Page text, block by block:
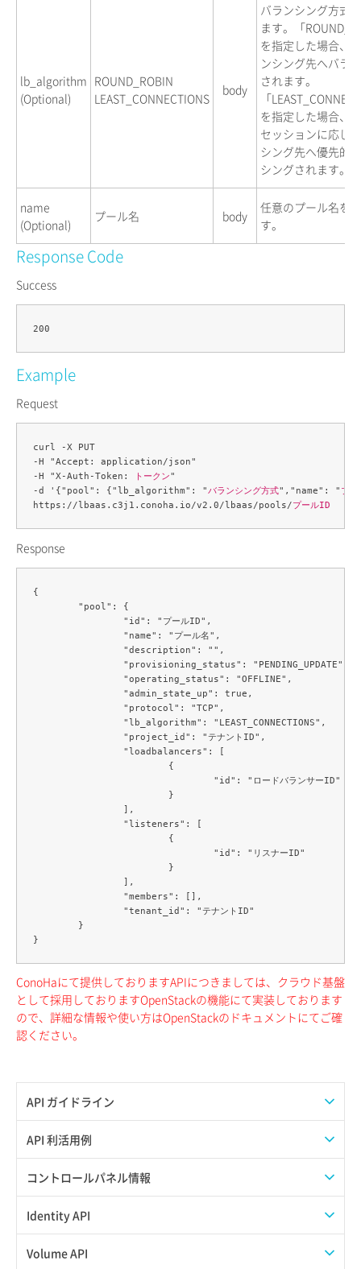
API ガイドライン
APIのご利用について
API 利活用例
APIでAPIサブユーザーを作成する
APIでVPSにISOイメージを挿入する
APIでVPSを作成する
コントロールパネル情報
APIユーザーを作成する
API情報を確認する
Identity API
Credential一覧取得
Volume API
lb_algorithm
(Optional)
ROUND_ROBIN
LEAST_CONNECTIONS
body
バランシング方式
ます。「
を指定した場合、
ンシング先へバラ
されます。
「
を指定した場合、
セッションに応じ
シング先へ優先的
シングされます。
name
(Optional)
プール名 body
任意のプール名を
す。
Response Code
Success
Example
Request
curl -X PUT
-H "Accept: application/json"
-H "X-Auth-Token:
トークン"
-d '{"pool": {"lb_algorithm": "バランシング方式","name": " プー
https://lbaas.c3j1.conoha.io/v2.0/lbaas/pools/プールID
Response
{
ConoHaにて提供しておりますAPIにつきましては、クラウド基盤
として採用しておりますOpenStackの機能にて実装しております
ので、詳細な情報や使い方はOpenStackのドキュメントにてご確
認ください。